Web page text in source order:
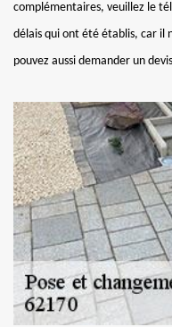
complémentaires, veuillez le
délais qui ont été établis, car il
pouvez aussi demander un